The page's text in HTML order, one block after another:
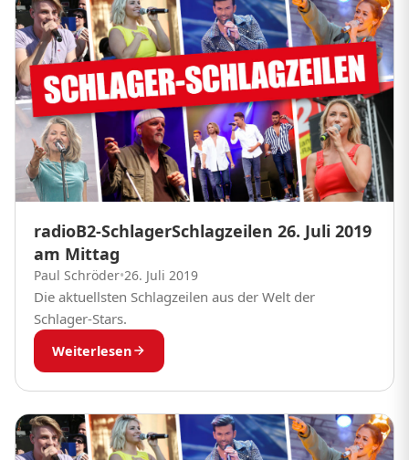
radioB2-SchlagerSchlagzeilen 26. Juli 2019
am Mittag
Paul Schröder•26. Juli 2019
Die aktuellsten Schlagzeilen aus der Welt der
Schlager-Stars.
Weiterlesen